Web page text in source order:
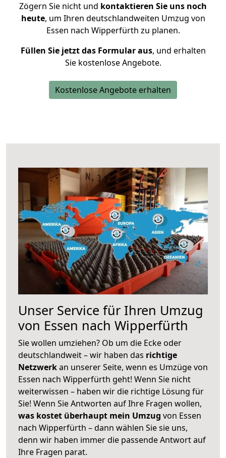
Zögern Sie nicht und kontaktieren Sie uns noch
heute, um Ihren deutschlandweiten Umzug von
Essen nach Wipperfürth zu planen.
Füllen Sie jetzt das Formular aus, und erhalten
Sie kostenlose Angebote.
Kostenlose Angebote erhalten
Unser Service für Ihren Umzug
von Essen nach Wipperfürth
Sie wollen umziehen? Ob um die Ecke oder
deutschlandweit – wir haben das richtige
Netzwerkan unserer Seite, wenn es Umzüge von
Essen nach Wipperfürth geht! Wenn Sie nicht
weiterwissen – haben wir die richtige Lösung für
Sie! Wenn Sie Antworten auf Ihre Fragen wollen,
was kostet überhaupt mein Umzug von Essen
nach Wipperfürth – dann wählen Sie sie uns,
denn wir haben immer die passende Antwort auf
Ihre Fragen parat.